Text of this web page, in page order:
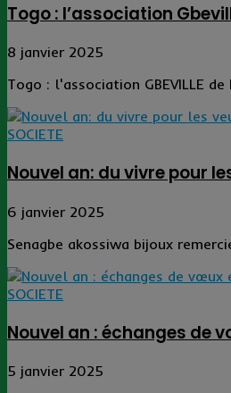
Togo : l’association
8 janvier 2025
Togo : l'association GBEVILLE
SOCIETE
Nouvel an: du vivre pour
6 janvier 2025
Senagbe akossiwa bijoux
SOCIETE
Nouvel an : échanges de
5 janvier 2025